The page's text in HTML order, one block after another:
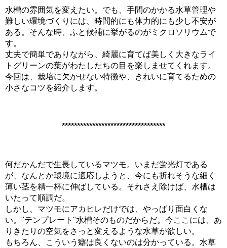
（6/2）
どうしてアカヒレは、安価で地味なのに人を魅了してやまないのか？
（5/26）
水槽立ち上げ！悩むパイロットフィッシュ選びはコイ科のアカヒレで
（5/19）
復帰・復活→放置した水槽・外部フィルターは水が漏れないか確認を！
（5/12）
熱帯魚とブームで価格高騰に巻き込まれた話。その時の心構えとは？
（5/5）
素手でコリドラスを追いかけまわした結果、激痛・悶絶そして反省
（4/29）
水槽の雰囲気を変えたい。でも、手間のかかる水草管理や
難しい環境づくりには、時間的にも体力的にも少し不安が
ある。そんな時、ふと候補に挙がるのがミクロソリウムで
す。
丈夫で簡単でありながら、綺麗に育てば美しく大きなライ
トグリーンの葉がわたしたちの目を楽しませてくれます。
今回は、栽培に欠かせない特徴や、きれいに育てるための
小さなコツを紹介します。
**********************************
何だかんだで生長しているマツモ。いまだ蛍光灯である
が、なんとか環境に適応しようと、今にも折れそうな細く
薄い茎を精一杯に伸ばしている。それさえ除けば、水槽は
いたって順調だ。
しかし、マツモにアカヒレだけでは、やっぱり面白くな
い。"テンプレート"水槽そのものだからだ。今ここには、あ
りきたりの空気をさっと変えるような水草が欲しい。
もちろん、こういう癖は良くないのは分かっている。水草